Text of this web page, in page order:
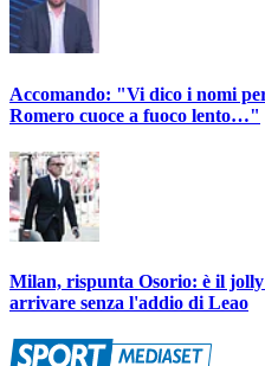
Accomando: "Vi dico i nomi
Romero cuoce a fuoco lento…"
Milan, rispunta Osorio: è il
arrivare senza l'addio di Leao